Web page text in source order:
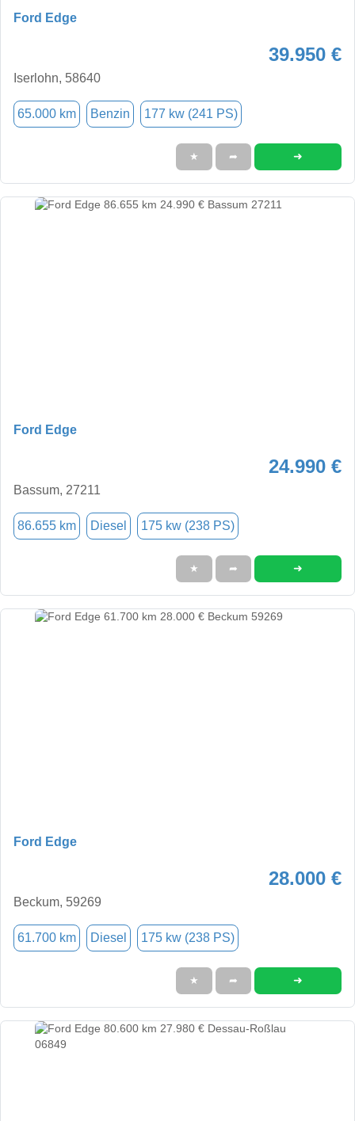
Ford Edge
39.950 €
Iserlohn, 58640
65.000 km Benzin 177 kw (241 PS)
★ ➦ ➜
Ford Edge
24.990 €
Bassum, 27211
86.655 km Diesel 175 kw (238 PS)
★ ➦ ➜
Ford Edge
28.000 €
Beckum, 59269
61.700 km Diesel 175 kw (238 PS)
★ ➦ ➜